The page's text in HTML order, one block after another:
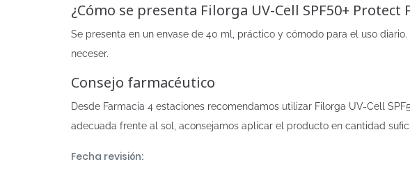
¿Cómo se presenta Filorga UV-Cell SPF50+ Protect
Se presenta en un envase de 40 ml, práctico y cómodo para el uso
neceser.
Consejo farmacéutico
Desde Farmacia 4 estaciones recomendamos utilizar Filorga UV-Cell
adecuada frente al sol, aconsejamos aplicar el producto en cantidad
Fecha revisión: